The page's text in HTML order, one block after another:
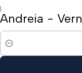
|
Andreia -
Quantidade